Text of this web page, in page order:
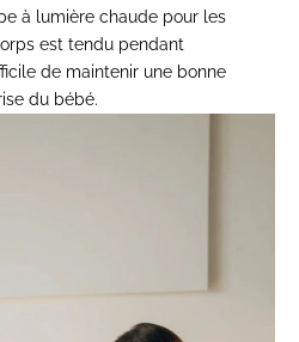
à lumière chaude pour les
est tendu pendant
de maintenir une bonne
du bébé.